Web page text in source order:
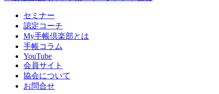
セミナー
認定コーチ
My手帳倶楽部とは
手帳コラム
YouTube
会員サイト
協会について
お問合せ